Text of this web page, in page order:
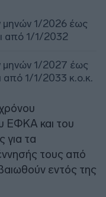
μηνών 1/2026 έως
από 1/1/2032
μηνών 1/2027 έως
από 1/1/2033 κ.ο.κ.
ΕΦΚΑ και του
για τα
τους από
εντός της